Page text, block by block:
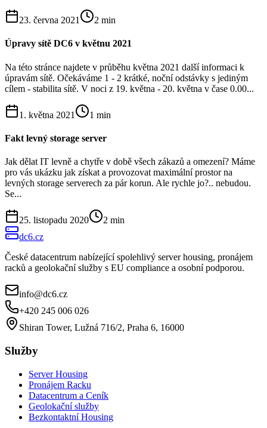
23. června 2021 2 min
Úpravy sítě DC6 v květnu 2021
Na této stránce najdete v průběhu května 2021 další informaci k
úpravám sítě. Očekáváme 1 - 2 krátké, noční odstávky s jediným
cílem - stabilita sítě. V noci z 19. května - 20. května v čase 0.00...
1. května 2021 1 min
Fakt levný storage server
Jak dělat IT levně a chytře v době všech zákazů a omezení? Máme
pro vás ukázku jak získat a provozovat maximální prostor na
levných storage serverech za pár korun. Ale rychle jo?.. nebudou.
Se...
25. listopadu 2020 2 min
dc6.cz
České datacentrum nabízející spolehlivý server housing, pronájem
racků a geolokační služby s EU compliance a osobní podporou.
info@dc6.cz
+420 245 006 026
Shiran Tower, Lužná 716/2, Praha 6, 16000
Služby
Server Housing
Pronájem Racku
Datacentrum a Ceník
Geolokační služby
Bezkontaktní Housing